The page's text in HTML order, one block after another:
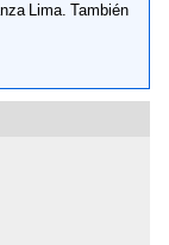
Lima. También